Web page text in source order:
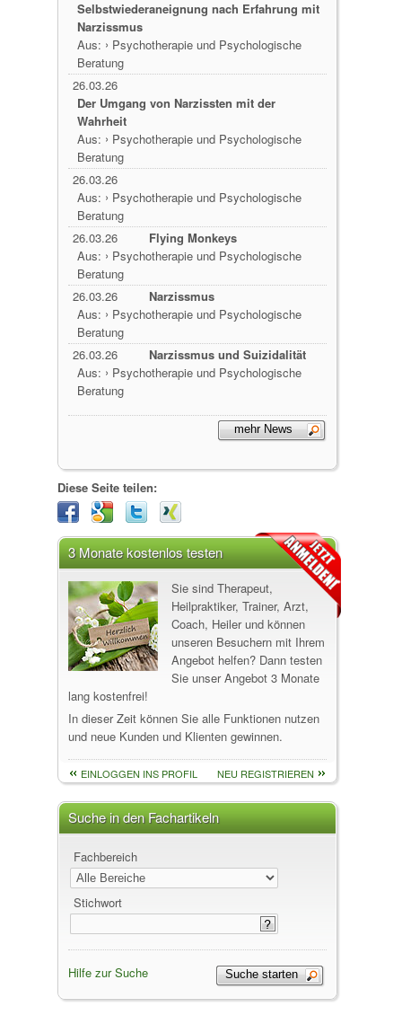
Selbstwiederaneignung nach Erfahrung mit
Narzissmus
Aus: › Psychotherapie und Psychologische
Beratung
26.03.26
Der Umgang von Narzissten mit der
Wahrheit
Aus: › Psychotherapie und Psychologische
Beratung
26.03.26
Aus: › Psychotherapie und Psychologische
Beratung
26.03.26
Flying Monkeys
Aus: › Psychotherapie und Psychologische
Beratung
26.03.26
Narzissmus
Aus: › Psychotherapie und Psychologische
Beratung
26.03.26
Narzissmus und Suizidalität
Aus: › Psychotherapie und Psychologische
Beratung
Diese Seite teilen:
3 Monate kostenlos testen
Sie sind Therapeut,
Heilpraktiker, Trainer, Arzt,
Coach, Heiler und können
unseren Besuchern mit Ihrem
Angebot helfen? Dann testen
Sie unser Angebot 3 Monate
lang kostenfrei!
In dieser Zeit können Sie alle Funktionen nutzen
und neue Kunden und Klienten gewinnen.
EINLOGGEN INS PROFIL NEU REGISTRIEREN
Suche in den Fachartikeln
Fachbereich
Stichwort
Hilfe zur Suche